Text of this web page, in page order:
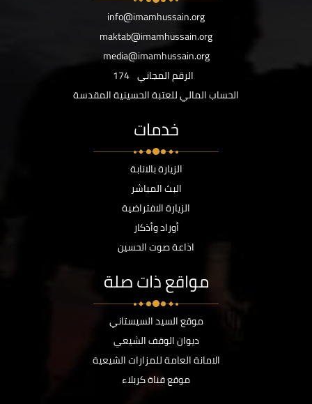
info@imamhussain.org
maktab@imamhussain.org
media@imamhussain.org
الرقم المجاني 174
الحساب المالي للعتبة الحسينية المقدسة
خدمات
الزيارة بالانابة
البث المباشر
الزيارة الافتراضية
أوراد وأذكار
اذاعة صوت الحسين
مواقع ذات صلة
موقع السيد السيستاني
ديوان الوقف الشيعي
الامانة العامة للمزارات الشيعية
موقع قناة كربلاء